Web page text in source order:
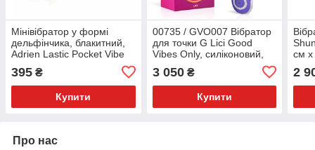
Мінівібратор у формі
дельфінчика, блакитний,
Adrien Lastic Pocket Vibe
395 ₴
Купити
00735 / GVO007 Вібратор
для точки G Lici Good
Vibes Only, силіконовий,
фіолетовий, 22.5 х 3.7 см
3 050₴
Купити
см
2
Про нас